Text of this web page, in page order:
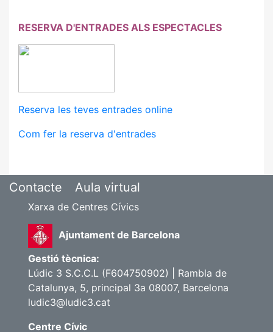
RESERVA D'ENTRADES ALS ESPECTACLES
Reserva les teves entrades online
Com fer la reserva d'entrades
Contacte Aula virtual
Xarxa de Centres Cívics
Ajuntament de Barcelona
Gestió tècnica:
Lúdic 3 S.C.C.L (F604750902) | Rambla de
Catalunya, 5, principal 3a 08007, Barcelona
ludic3@ludic3.cat
Centre Cívic